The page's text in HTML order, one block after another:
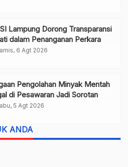
Lampung Dorong Transparansi
dalam Penanganan Perkara
6 Agt 2026
Pengolahan Minyak Mentah
di Pesawaran Jadi Sorotan
5 Agt 2026
ANDA